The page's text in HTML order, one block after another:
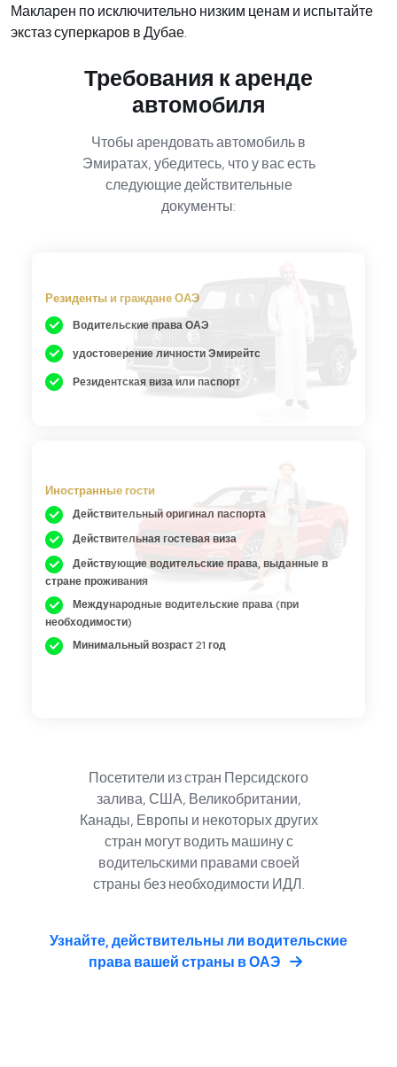
Макларен по исключительно низким ценам и испытайте
экстаз суперкаров в Дубае.
Требования к аренде
автомобиля
Чтобы арендовать автомобиль в
Эмиратах, убедитесь, что у вас есть
следующие действительные
документы:
Резиденты и граждане ОАЭ
Водительские права ОАЭ
удостоверение личности Эмирейтс
Резидентская виза или паспорт
Иностранные гости
Действительный оригинал паспорта
Действительная гостевая виза
Действующие водительские права, выданные в
стране проживания
Международные водительские права (при
необходимости)
Минимальный возраст 21 год
Посетители из стран Персидского
залива, США, Великобритании,
Канады, Европы и некоторых других
стран могут водить машину с
водительскими правами своей
страны без необходимости ИДЛ.
Узнайте, действительны ли водительские
права вашей страны в ОАЭ